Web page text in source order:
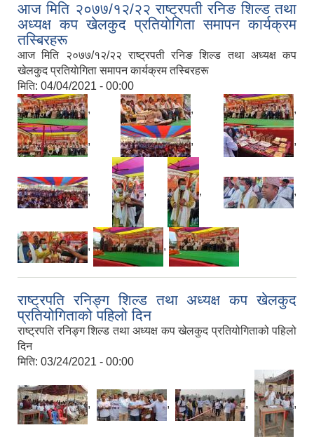
आज मिति २०७७/१२/२२ राष्ट्रपती रनिङ शिल्ड तथा
अध्यक्ष कप खेलकुद प्रतियाेगिता समापन कार्यक्रम
तस्बिरहरू
आज मिति २०७७/१२/२२ राष्ट्रपती रनिङ शिल्ड तथा अध्यक्ष कप
खेलकुद प्रतियाेगिता समापन कार्यक्रम तस्बिरहरू
मिति: 04/04/2021 - 00:00
,
, ,
, , ,
, , , ,
, ,
राष्ट्रपति रनिङ्ग शिल्ड तथा अध्यक्ष कप खेलकुद
प्रतियोगिताको पहिलो दिन
राष्ट्रपति रनिङ्ग शिल्ड तथा अध्यक्ष कप खेलकुद प्रतियोगिताको पहिलो
दिन
मिति: 03/24/2021 - 00:00
, , , ,